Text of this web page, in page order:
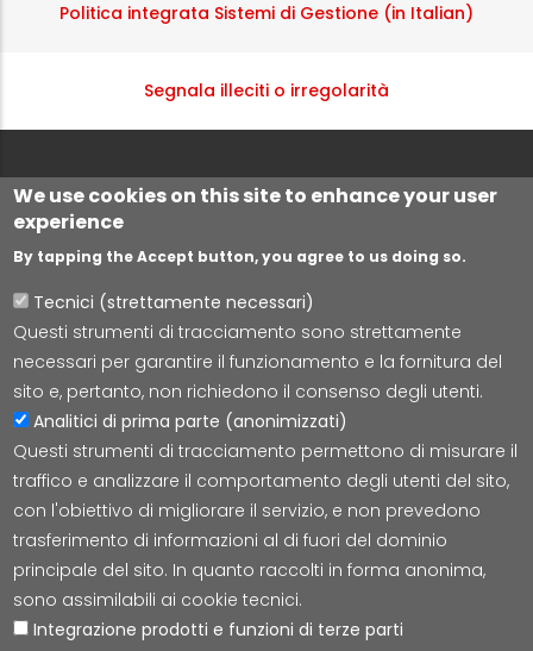
We use cookies on this site to enhance your user
experience
By tapping the Accept button, you agree to us doing so.
Tecnici (strettamente necessari)
Questi strumenti di tracciamento sono strettamente
necessari per garantire il funzionamento e la fornitura del
sito e, pertanto, non richiedono il consenso degli utenti.
Analitici di prima parte (anonimizzati)
Questi strumenti di tracciamento permettono di misurare il
traffico e analizzare il comportamento degli utenti del sito,
con l'obiettivo di migliorare il servizio, e non prevedono
trasferimento di informazioni al di fuori del dominio
principale del sito. In quanto raccolti in forma anonima,
sono assimilabili ai cookie tecnici.
Integrazione prodotti e funzioni di terze parti
Politica integrata Sistemi di Gestione (in Italian)
Segnala illeciti o irregolarità
Lepida S.c.p.A.
Via della Liberazione 15, 40128 Bologna
E-mail:segreteria@lepida.it
PEC:segreteria@pec.lepida.it
Capitale Sociale i.v. ad oggi € 69.881.000,00
P.IVA/CF 02770891204